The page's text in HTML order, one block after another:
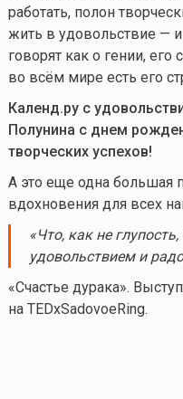
работать, полон
жить в удовольствие —
говорят как о гении,
во всём мире есть его
Календ.ру с
Полунина с днем
творческих успехов!
А это еще одна большая
вдохновения для всех
«Что, как не
удовольствием и
«Счастье дурака».
на TEDxSadovoeRing.